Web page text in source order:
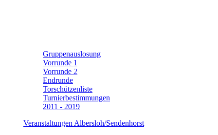
Gruppenauslosung
Vorrunde 1
Vorrunde 2
Endrunde
Torschützenliste
Turnierbestimmungen
2011 - 2019
Veranstaltungen Albersloh/Sendenhorst